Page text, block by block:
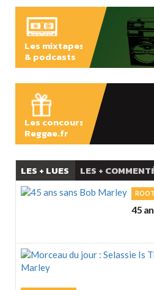
Les mixtapes
& podcasts
Les concours
Reggae.fr
LES + LUES LES +
45